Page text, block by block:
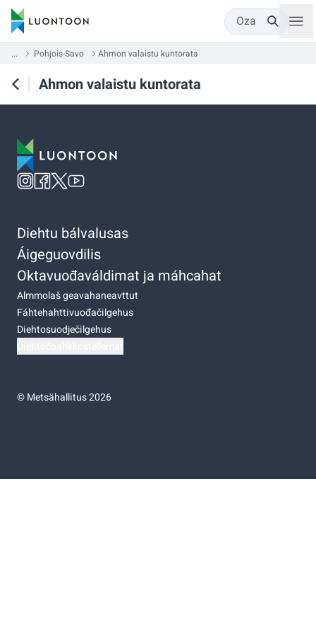
Oza
... Pohjois-Savo Ahmon valaistu kuntorata
Ahmon valaistu kuntorata
Diehtu bálvalusas
Áigeguovdilis
Oktavuođaváldimat ja máhcahat
Almmolaš geavahaneavttut
Fáhtehahttivuođačilgehus
Diehtosuodječilgehus
©Metsähallitus 2026